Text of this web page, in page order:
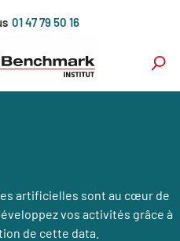
01 47 79 50 16
artificielles sont au cœur de
vos activités grâce à
de cette data.